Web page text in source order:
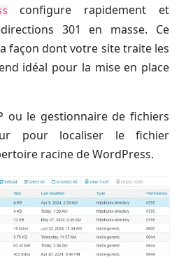
configure rapidement et
301 en masse. Ce
façon dont votre site traite les
idéal pour la mise en place
ou le gestionnaire de fichiers
pour localiser le fichier
racine de WordPress.